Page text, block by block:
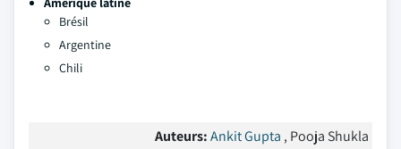
Brésil
Argentine
Chili
Auteurs:Ankit Gupta , Pooja Shukla